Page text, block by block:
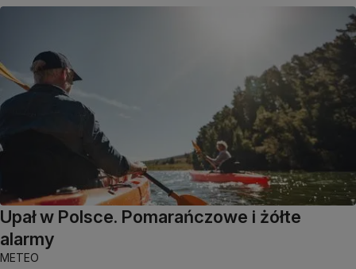
Upał w Polsce. Pomarańczowe i żółte
alarmy
METEO